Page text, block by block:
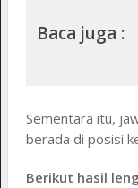
Baca juga :
Sementara itu,
berada di posisi
Berikut hasil